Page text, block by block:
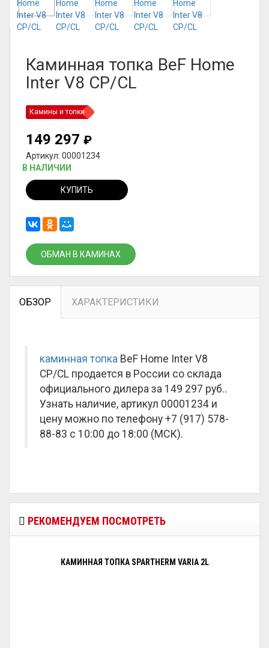
Каминная топка BeF Home
Inter V8 CP/CL
Камины и топки
149 297 ₽
Артикул: 00001234
В НАЛИЧИИ
КУПИТЬ
ОБМАН В КАМИНАХ
ОБЗОР ХАРАКТЕРИСТИКИ
каминная топка BeF Home Inter V8
CP/CL продается в России со склада
официального дилера за 149 297 руб..
Узнать наличие, артикул 00001234 и
цену можно по телефону +7 (917) 578-
88-83 с 10:00 до 18:00 (МСК).
РЕКОМЕНДУЕМ ПОСМОТРЕТЬ
КАМИННАЯ ТОПКА SPARTHERM VARIA 2L